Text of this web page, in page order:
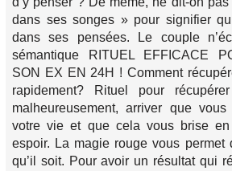
dans ses songes » pour signifier
dans ses pensées. Le couple
sémantique RITUEL EFFICACE
SON EX EN 24H ! Comment
rapidement? Rituel pour
malheureusement, arriver que
votre vie et que cela vous brise
espoir. La magie rouge vous permet
qu’il soit. Pour avoir un résultat qui